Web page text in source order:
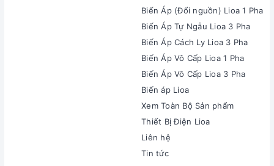
Biến Áp (Đổi nguồn) Lioa 1 Pha
Biến Áp Tự Ngẫu Lioa 3 Pha
Biến Áp Cách Ly Lioa 3 Pha
Biến Áp Vô Cấp Lioa 1 Pha
Biến Áp Vô Cấp Lioa 3 Pha
Biến áp Lioa
Xem Toàn Bộ Sản phẩm
Thiết Bị Điện Lioa
Liên hệ
Tin tức